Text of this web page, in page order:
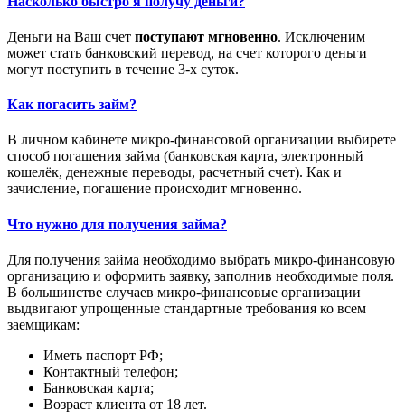
Деньги на Ваш счет поступают мгновенно. Исключеним
может стать банковский перевод, на счет которого деньги
могут поступить в течение 3-х суток.
Как погасить займ?
В личном кабинете микро-финансовой организации выбирете
способ погашения займа (банковская карта, электронный
кошелёк, денежные переводы, расчетный счет). Как и
зачисление, погашение происходит мгновенно.
Что нужно для получения займа?
Для получения займа необходимо выбрать микро-финансовую
организацию и оформить заявку, заполнив необходимые поля.
В большинстве случаев микро-финансовые организации
выдвигают упрощенные стандартные требования ко всем
заемщикам:
Иметь паспорт РФ;
Контактный телефон;
Банковская карта;
Возраст клиента от 18 лет.